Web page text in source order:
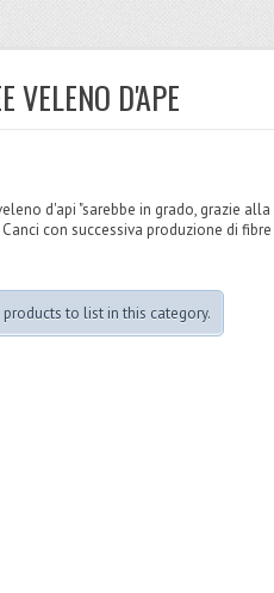
VELENO D'APE
d'api "sarebbe in grado, grazie
con successiva produzione di
to list in this category.